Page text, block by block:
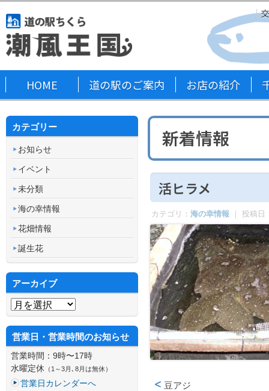
HOME 道の駅のご案内 お店の紹介
新着情報
活ヒラメ
カテゴリ： 海の幸情報 ｜ 投稿日
豆アジ
カテゴリー
お知らせ
イベント
未分類
海の幸情報
花畑情報
誕生花
アーカイブ
アーカイブ
営業日・営業時間のお知らせ
営業時間：9時〜17時
水曜定休 （1～3月､8月は無休）
営業日カレンダーへ